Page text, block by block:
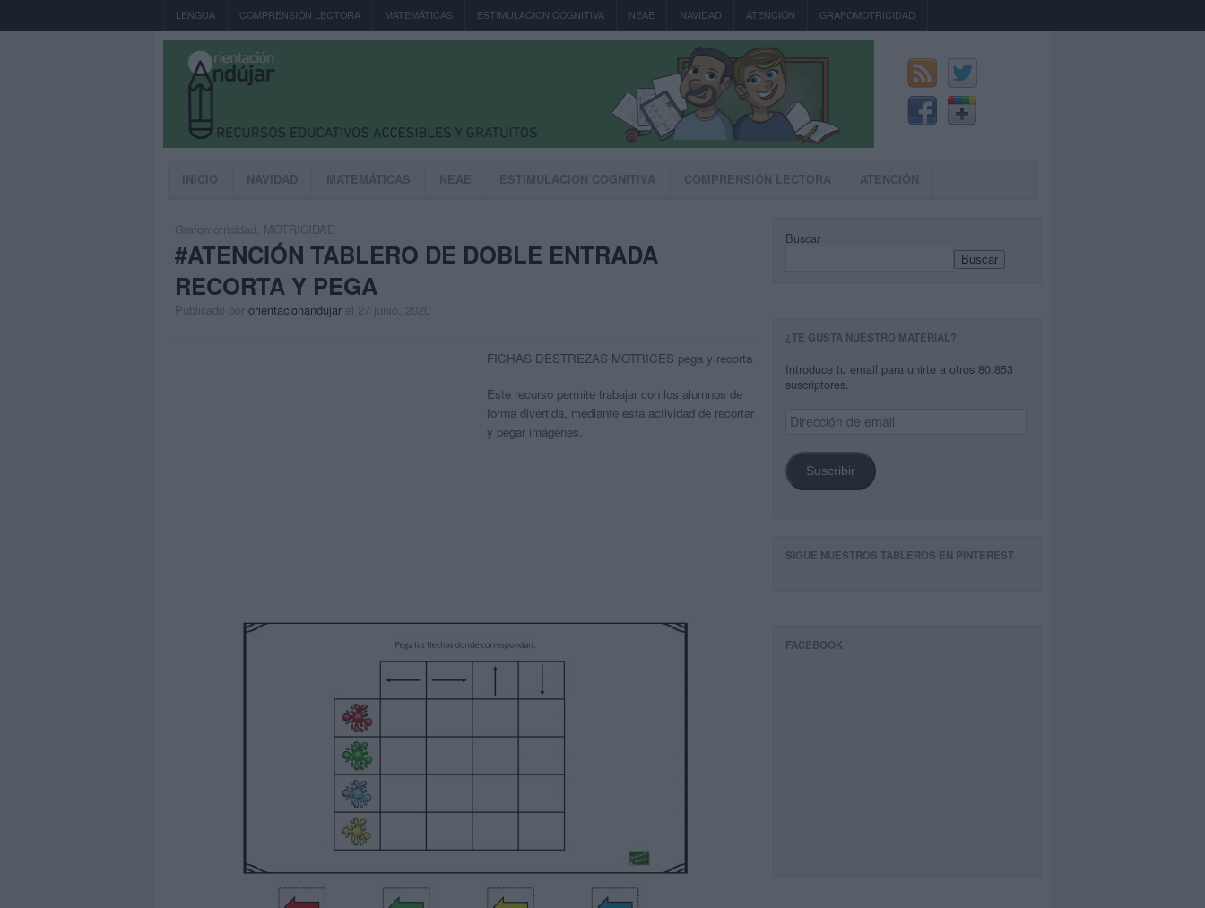
LENGUA COMPRENSIÓN LECTORA MATEMÁTICAS ESTIMULACION COGNITIVA NEAE NAVIDAD ATENCIÓN GRAFOMOTRICIDAD
INICIO NAVIDAD MATEMÁTICAS NEAE ESTIMULACION COGNITIVA COMPRENSIÓN LECTORA ATENCIÓN
Grafomotricidad MOTRICIDAD
#ATENCIÓN TABLERO DE DOBLE ENTRADA
RECORTA Y PEGA
Publicado por orientacionandujar el 27 junio, 2020
FICHAS DESTREZAS MOTRICES pega y recorta
Este recurso permite trabajar con los alumnos de
forma divertida, mediante esta actividad de recortar
y pegar imágenes.
Buscar
Buscar
¿TE GUSTA NUESTRO MATERIAL?
Introduce tu email para unirte a otros 80.853
suscriptores.
Dirección
de
Suscribir
SIGUE NUESTROS TABLEROS EN PINTEREST
FACEBOOK